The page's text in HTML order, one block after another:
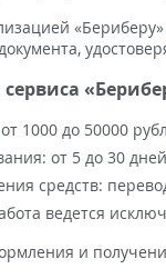
1000 до 50000
от 5 до 30
средств:
ведется
и